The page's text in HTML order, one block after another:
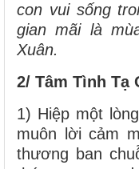
con vui sống
gian mãi là
Xuân.
2/ Tâm Tình Tạ
1) Hiệp một
muôn lời cảm
thương ban